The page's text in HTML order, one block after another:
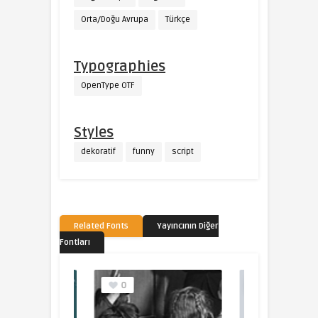
Orta/Doğu Avrupa Türkçe
Typographies
OpenType OTF
Styles
dekoratif funny script
Related Fonts
Yayıncının Diğer
Fontları
0